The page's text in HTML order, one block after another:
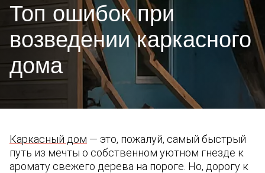
Топ ошибок при
возведении каркасного
дома
Каркасный дом — это, пожалуй, самый быстрый
путь из мечты о собственном уютном гнезде к
аромату свежего дерева на пороге. Но, дорогу к